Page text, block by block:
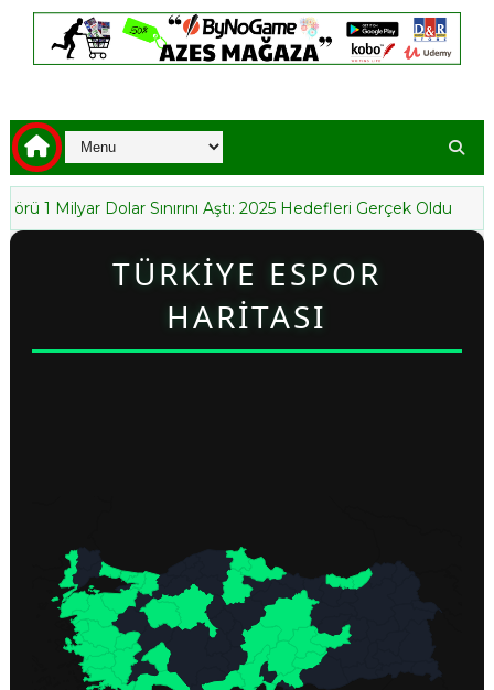
Dolar Sınırını Aştı: 2025 Hedefleri Gerçek Oldu 2025’te
TÜRKİYE ESPOR
HARİTASI